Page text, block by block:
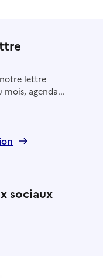
lettre
agenda...
sociaux